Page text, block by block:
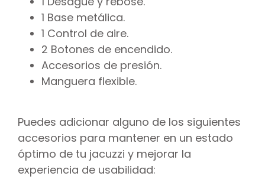
1 Base metálica.
1 Control de aire.
2 Botones de encendido.
Accesorios de presión.
Manguera flexible.
Puedes adicionar alguno de los siguientes
accesorios para mantener en un estado
óptimo de tu jacuzzi y mejorar la
experiencia de usabilidad: